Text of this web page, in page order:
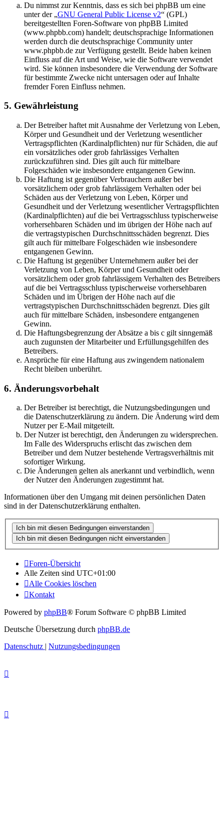
Du nimmst zur Kenntnis, dass es sich bei phpBB um eine
unter der „GNU General Public License v2“ (GPL)
bereitgestellten Foren-Software von phpBB Limited
(www.phpbb.com) handelt; deutschsprachige Informationen
werden durch die deutschsprachige Community unter
www.phpbb.de zur Verfügung gestellt. Beide haben keinen
Einfluss auf die Art und Weise, wie die Software verwendet
wird. Sie können insbesondere die Verwendung der Software
für bestimmte Zwecke nicht untersagen oder auf Inhalte
fremder Foren Einfluss nehmen.
5. Gewährleistung
Der Betreiber haftet mit Ausnahme der Verletzung von Leben,
Körper und Gesundheit und der Verletzung wesentlicher
Vertragspflichten (Kardinalpflichten) nur für Schäden, die auf
ein vorsätzliches oder grob fahrlässiges Verhalten
zurückzuführen sind. Dies gilt auch für mittelbare
Folgeschäden wie insbesondere entgangenen Gewinn.
Die Haftung ist gegenüber Verbrauchern außer bei
vorsätzlichem oder grob fahrlässigem Verhalten oder bei
Schäden aus der Verletzung von Leben, Körper und
Gesundheit und der Verletzung wesentlicher Vertragspflichten
(Kardinalpflichten) auf die bei Vertragsschluss typischerweise
vorhersehbaren Schäden und im übrigen der Höhe nach auf
die vertragstypischen Durchschnittsschäden begrenzt. Dies
gilt auch für mittelbare Folgeschäden wie insbesondere
entgangenen Gewinn.
Die Haftung ist gegenüber Unternehmern außer bei der
Verletzung von Leben, Körper und Gesundheit oder
vorsätzlichem oder grob fahrlässigem Verhalten des Betreibers
auf die bei Vertragsschluss typischerweise vorhersehbaren
Schäden und im Übrigen der Höhe nach auf die
vertragstypischen Durchschnittsschäden begrenzt. Dies gilt
auch für mittelbare Schäden, insbesondere entgangenen
Gewinn.
Die Haftungsbegrenzung der Absätze a bis c gilt sinngemäß
auch zugunsten der Mitarbeiter und Erfüllungsgehilfen des
Betreibers.
Ansprüche für eine Haftung aus zwingendem nationalem
Recht bleiben unberührt.
6. Änderungsvorbehalt
Der Betreiber ist berechtigt, die Nutzungsbedingungen und
die Datenschutzerklärung zu ändern. Die Änderung wird dem
Nutzer per E-Mail mitgeteilt.
Der Nutzer ist berechtigt, den Änderungen zu widersprechen.
Im Falle des Widerspruchs erlischt das zwischen dem
Betreiber und dem Nutzer bestehende Vertragsverhältnis mit
sofortiger Wirkung.
Die Änderungen gelten als anerkannt und verbindlich, wenn
der Nutzer den Änderungen zugestimmt hat.
Informationen über den Umgang mit deinen persönlichen Daten
sind in der Datenschutzerklärung enthalten.
Foren-Übersicht
Alle Zeiten sind UTC+01:00
Alle Cookies löschen
Kontakt
Powered by phpBB® Forum Software © phpBB Limited
Deutsche Übersetzung durch phpBB.de
Datenschutz | Nutzungsbedingungen